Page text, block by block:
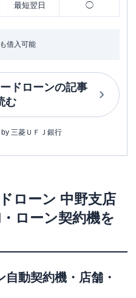
最短翌日 ◯
借入可能
ドローンの記事
む
by 三菱ＵＦＪ銀行
ローン 中野支店
ローン契約機を
自動契約機・店舗・